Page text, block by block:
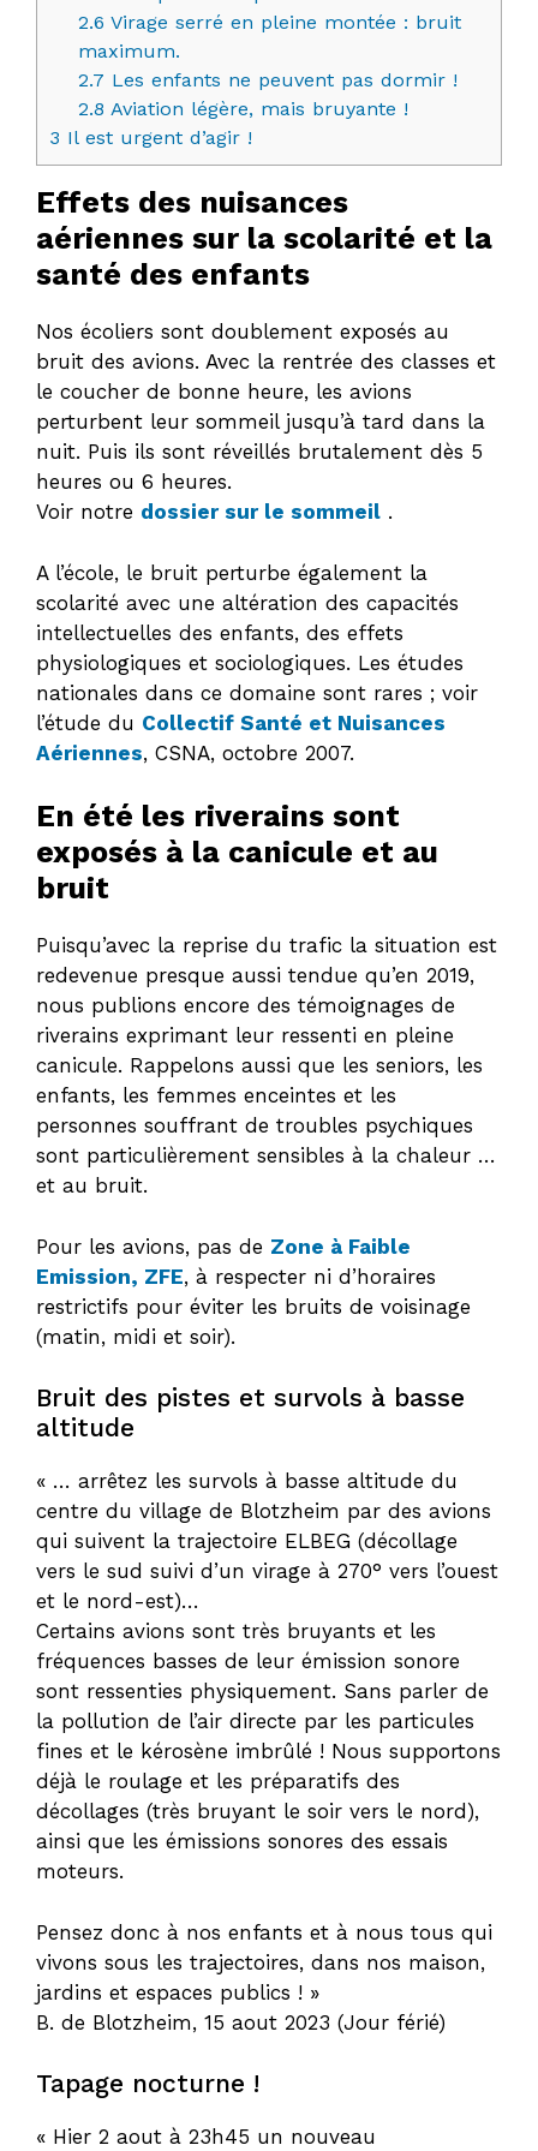
2.6 Virage serré en pleine montée : bruit
maximum.
2.7 Les enfants ne peuvent pas dormir !
2.8 Aviation légère, mais bruyante !
3 Il est urgent d’agir !
Effets des nuisances
aériennes sur la scolarité et la
santé des enfants
Nos écoliers sont doublement exposés au
bruit des avions. Avec la rentrée des classes et
le coucher de bonne heure, les avions
perturbent leur sommeil jusqu’à tard dans la
nuit. Puis ils sont réveillés brutalement dès 5
heures ou 6 heures.
Voir notre dossier sur le sommeil .
A l’école, le bruit perturbe également la
scolarité avec une altération des capacités
intellectuelles des enfants, des effets
physiologiques et sociologiques. Les études
nationales dans ce domaine sont rares ; voir
l’étude du Collectif Santé et Nuisances
Aériennes, CSNA, octobre 2007.
En été les riverains sont
exposés à la canicule et au
bruit
Puisqu’avec la reprise du trafic la situation est
redevenue presque aussi tendue qu’en 2019,
nous publions encore des témoignages de
riverains exprimant leur ressenti en pleine
canicule. Rappelons aussi que les seniors, les
enfants, les femmes enceintes et les
personnes souffrant de troubles psychiques
sont particulièrement sensibles à la chaleur …
et au bruit.
Pour les avions, pas de Zone à Faible
Emission, ZFE, à respecter ni d’horaires
restrictifs pour éviter les bruits de voisinage
(matin, midi et soir).
Bruit des pistes et survols à basse
altitude
« … arrêtez les survols à basse altitude du
centre du village de Blotzheim par des avions
qui suivent la trajectoire ELBEG (décollage
vers le sud suivi d’un virage à 270° vers l’ouest
et le nord-est)…
Certains avions sont très bruyants et les
fréquences basses de leur émission sonore
sont ressenties physiquement. Sans parler de
la pollution de l’air directe par les particules
fines et le kérosène imbrûlé ! Nous supportons
déjà le roulage et les préparatifs des
décollages (très bruyant le soir vers le nord),
ainsi que les émissions sonores des essais
moteurs.
Pensez donc à nos enfants et à nous tous qui
vivons sous les trajectoires, dans nos maison,
jardins et espaces publics ! »
B. de Blotzheim, 15 aout 2023 (Jour férié)
Tapage nocturne !
« Hier 2 aout à 23h45 un nouveau